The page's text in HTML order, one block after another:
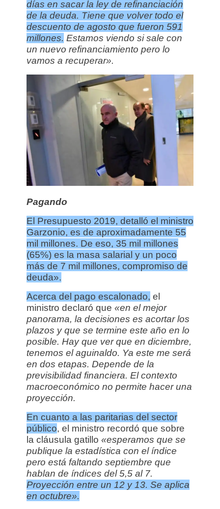
días en sacar la ley de refinanciación
de la deuda. Tiene que volver todo el
descuento de agosto que fueron 591
millones. Estamos viendo si sale con
un nuevo refinanciamiento pero lo
vamos a recuperar».
Pagando
El Presupuesto 2019, detalló el ministro
Garzonio, es de aproximadamente 55
mil millones. De eso, 35 mil millones
(65%) es la masa salarial y un poco
más de 7 mil millones, compromiso de
deuda».
Acerca del pago escalonado, el
ministro declaró que «en el mejor
panorama, la decisiones es acortar los
plazos y que se termine este año en lo
posible. Hay que ver que en diciembre,
tenemos el aguinaldo. Ya este me será
en dos etapas. Depende de la
previsibilidad financiera. El contexto
macroeconómico no permite hacer una
proyección.
En cuanto a las paritarias del sector
público, el ministro recordó que sobre
la cláusula gatillo «esperamos que se
publique la estadística con el índice
pero está faltando septiembre que
hablan de índices del 5,5 al 7.
Proyección entre un 12 y 13. Se aplica
en octubre».